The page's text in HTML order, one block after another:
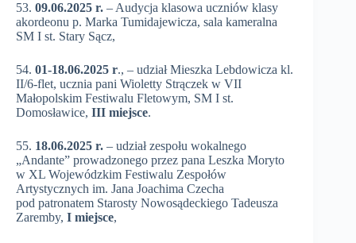
53. 09.06.2025 r. – Audycja klasowa uczniów klasy
akordeonu p. Marka Tumidajewicza, sala kameralna
SM I st. Stary Sącz,
54. 01-18.06.2025 r., – udział Mieszka Lebdowicza kl.
II/6-flet, ucznia pani Wioletty Strączek w VII
Małopolskim Festiwalu Fletowym, SM I st.
Domosławice, III miejsce.
55. 18.06.2025 r. – udział zespołu wokalnego
„Andante” prowadzonego przez pana Leszka Moryto
w XL Wojewódzkim Festiwalu Zespołów
Artystycznych im. Jana Joachima Czecha
pod patronatem Starosty Nowosądeckiego Tadeusza
Zaremby, I miejsce,